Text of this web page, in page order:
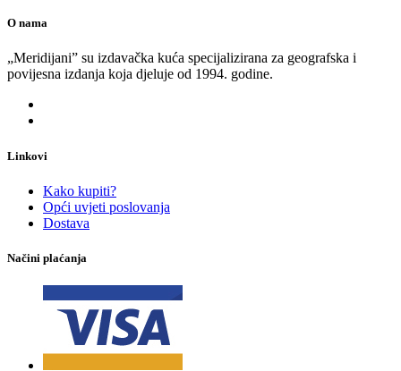
O nama
„Meridijani” su izdavačka kuća specijalizirana za geografska i
povijesna izdanja koja djeluje od 1994. godine.
Linkovi
Kako kupiti?
Opći uvjeti poslovanja
Dostava
Načini plaćanja